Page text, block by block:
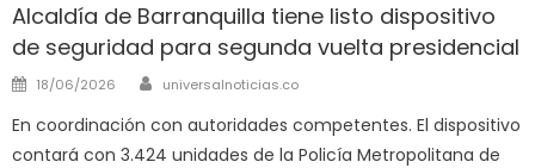
Alcaldía de Barranquilla tiene listo dispositivo
de seguridad para segunda vuelta presidencial
Posted
18/06/2026 Author
universalnoticias.co
En coordinación con autoridades competentes. El dispositivo
contará con 3.424 unidades de la Policía Metropolitana de